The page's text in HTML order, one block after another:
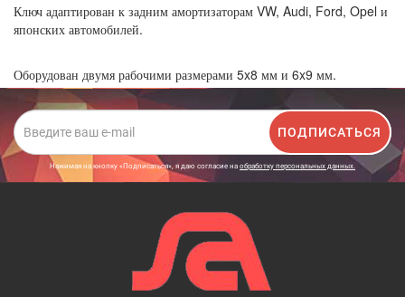
Ключ адаптирован к задним амортизаторам VW, Audi, Ford, Opel и
японских автомобилей.
Оборудован двумя рабочими размерами 5x8 мм и 6x9 мм.
ПОДПИСАТЬСЯ
Нажимая на кнопку «Подписаться», я даю cогласие на обработку персональных данных.